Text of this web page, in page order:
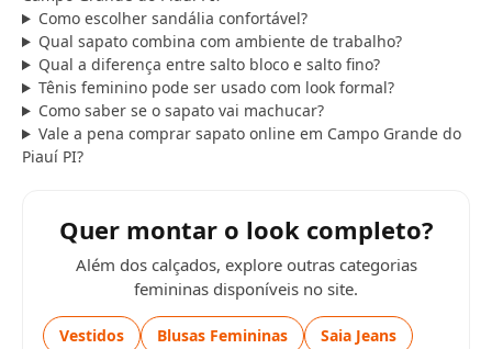
Como escolher sandália confortável?
Qual sapato combina com ambiente de trabalho?
Qual a diferença entre salto bloco e salto fino?
Tênis feminino pode ser usado com look formal?
Como saber se o sapato vai machucar?
Vale a pena comprar sapato online em Campo Grande do
Piauí PI?
Quer montar o look completo?
Além dos calçados, explore outras categorias
femininas disponíveis no site.
Vestidos Blusas Femininas
Saia Jeans